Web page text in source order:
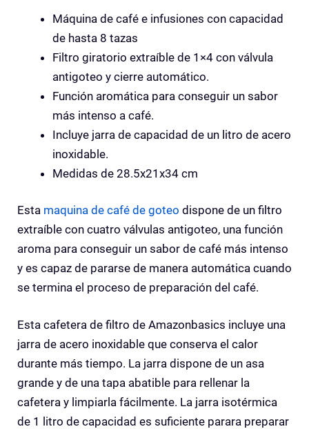
Máquina de café e infusiones con capacidad
de hasta 8 tazas
Filtro giratorio extraíble de 1×4 con válvula
antigoteo y cierre automático.
Función aromática para conseguir un sabor
más intenso a café.
Incluye jarra de capacidad de un litro de acero
inoxidable.
Medidas de 28.5x21x34 cm
Esta maquina de café de goteo dispone de un filtro
extraíble con cuatro válvulas antigoteo, una función
aroma para conseguir un sabor de café más intenso
y es capaz de pararse de manera automática cuando
se termina el proceso de preparación del café.
Esta cafetera de filtro de Amazonbasics incluye una
jarra de acero inoxidable que conserva el calor
durante más tiempo. La jarra dispone de un asa
grande y de una tapa abatible para rellenar la
cafetera y limpiarla fácilmente. La jarra isotérmica
de 1 litro de capacidad es suficiente parara preparar